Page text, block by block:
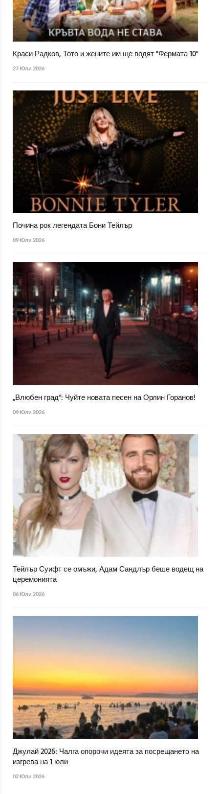
Краси Радков, Тото и жените им ще водят "Фермата 10"
27 Юли 2026
Почина рок легендата Бони Тейлър
09 Юли 2026
„Влюбен град“: Чуйте новата песен на Орлин Горанов!
09 Юли 2026
Тейлър Суифт се омъжи, Адам Сандлър беше водещ на
церемонията
06 Юли 2026
Джулай 2026: Чалга опорочи идеята за посрещането на
изгрева на 1 юли
02 Юли 2026